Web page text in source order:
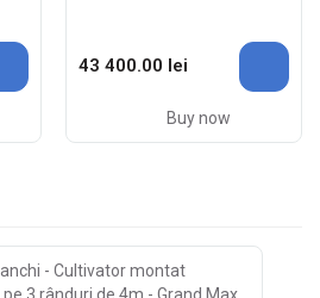
43 400.00 lei
Buy now
- Cultivator montat
3 rânduri de 4m - Grand Max